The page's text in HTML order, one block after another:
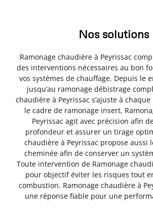
Nos solutions
Ramonage chaudière à Peyrissac
des interventions nécessaires au bon
vos systèmes de chauffage. Depuis le
jusqu’au ramonage débistrage
chaudière à Peyrissac s’ajuste à
le cadre de ramonage insert,
Peyrissac agit avec précision afin
profondeur et assurer un tirage
chaudière à Peyrissac propose aussi
cheminée afin de conserver un
Toute intervention de Ramonage
pour objectif éviter les risques tout
combustion. Ramonage chaudière à
une réponse fiable pour une